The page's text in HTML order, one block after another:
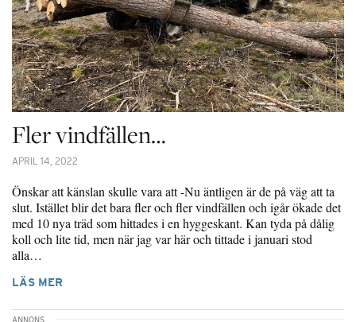
Fler vindfällen…
APRIL 14, 2022
Önskar att känslan skulle vara att -Nu äntligen är de på väg att ta
slut. Istället blir det bara fler och fler vindfällen och igår ökade det
med 10 nya träd som hittades i en hyggeskant. Kan tyda på dålig
koll och lite tid, men när jag var här och tittade i januari stod
alla…
LÄS MER